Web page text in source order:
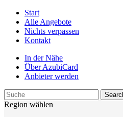
Start
Alle Angebote
Nichts verpassen
Kontakt
In der Nähe
Über AzubiCard
Anbieter werden
Region wählen